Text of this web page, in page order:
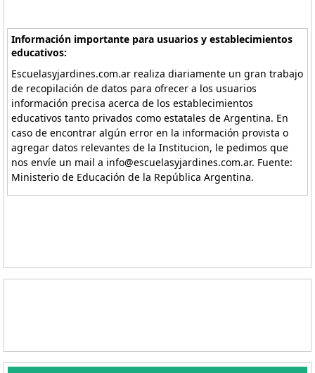
Información importante para usuarios y establecimientos
educativos:
Escuelasyjardines.com.ar realiza diariamente un gran trabajo
de recopilación de datos para ofrecer a los usuarios
información precisa acerca de los establecimientos
educativos tanto privados como estatales de Argentina. En
caso de encontrar algún error en la información provista o
agregar datos relevantes de la Institucion, le pedimos que
nos envíe un mail a info@escuelasyjardines.com.ar. Fuente:
Ministerio de Educación de la República Argentina.